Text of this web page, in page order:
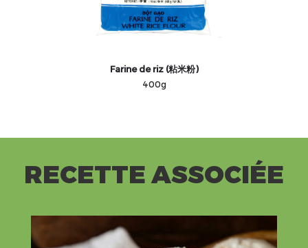
Farine de riz (粘米粉)
400g
RECETTE ASSOCIÉE